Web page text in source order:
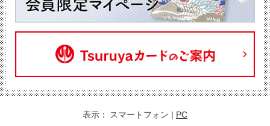
表示： スマートフォン | PC